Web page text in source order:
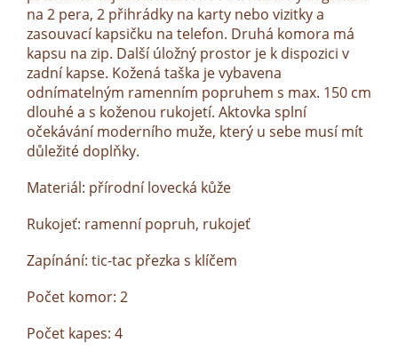
na 2 pera, 2 přihrádky na karty nebo vizitky a
zasouvací kapsičku na telefon. Druhá komora má
kapsu na zip. Další úložný prostor je k dispozici v
zadní kapse. Kožená taška je vybavena
odnímatelným ramenním popruhem s max. 150 cm
dlouhé a s koženou rukojetí. Aktovka splní
očekávání moderního muže, který u sebe musí mít
důležité doplňky.
Materiál: přírodní lovecká kůže
Rukojeť: ramenní popruh, rukojeť
Zapínání: tic-tac přezka s klíčem
Počet komor: 2
Počet kapes: 4